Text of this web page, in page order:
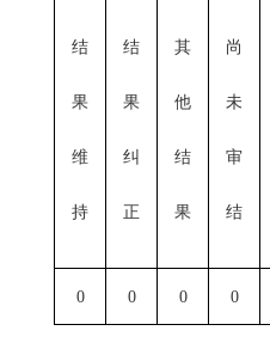
结
果
维
持
结
果
纠
正
其
他
结
果
尚
未
审
结
0 0 0 0